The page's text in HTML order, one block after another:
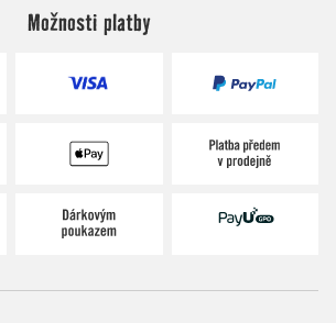
Možnosti platby